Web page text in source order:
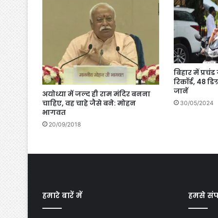
अयोध्या में जल्द ही राम मंदिर बनना
चाहिए, वह चाहे जैसे बने: मोहन
भागवत
20/09/2018
बिहार में
रिकॉर्ड, 48
जानें
30/05/2024
हमारे बारें में हमसे